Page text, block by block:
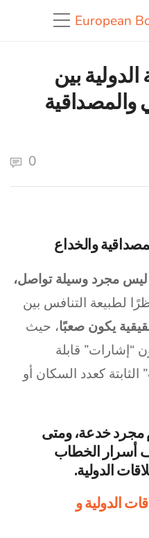
بين
والمصداقية
0
والخداع
ليس مجرد وسيلة تواصل،
لطبيعة التنافس بين
يكون صعبًا، حيث
“إشارات” قابلة
كعدد السكان أو
مجرد خدعة، ومتى
أسرار الخطاب
الدولية.
الدولية و